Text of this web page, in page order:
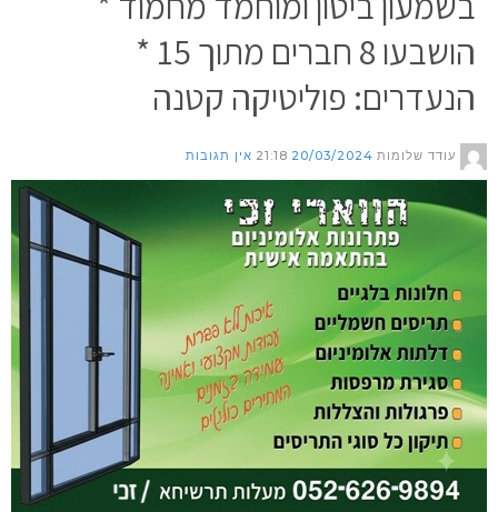
הושבעו 8 חברים מתוך 15 *
הנעדרים: פוליטיקה קטנה
עודד שלומות 20/03/2024
21:18 אין תגובות